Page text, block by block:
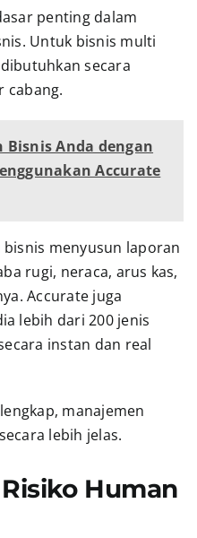
penting dalam
Untuk bisnis multi
secara
cabang.
Anda dengan
Accurate
menyusun laporan
rugi, neraca, arus kas,
Accurate juga
lebih dari 200 jenis
instan dan real
manajemen
lebih jelas.
Human